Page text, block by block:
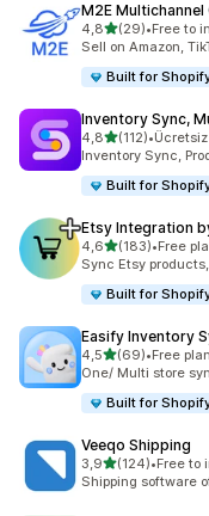
M2E
4,85 yıldız
(29)
toplam 29•Free to
Sell on Amazon,
Built for
Inventory Sync,
4,85 yıldız
(112)
toplam 112•
Inventory Sync,
Built for
Etsy Integration
4,65 yıldız
(183)
toplam 183•Free
Sync Etsy
Built for
Easify Inventory
4,55 yıldız üzerinden
(69)
toplam 69•Free
One/ Multi store
Built for
Veeqo Shipping
3,95 yıldız
(124)
toplam 124•Free to
Shipping software